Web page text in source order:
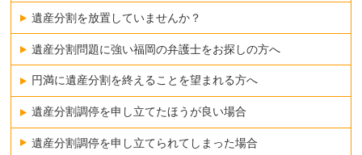
遺産分割を放置していませんか？
遺産分割問題に強い福岡の弁護士をお探しの方へ
円満に遺産分割を終えることを望まれる方へ
遺産分割調停を申し立てたほうが良い場合
遺産分割調停を申し立てられてしまった場合